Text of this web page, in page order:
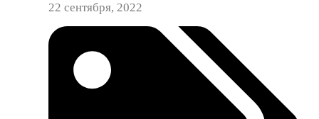
22 сентября, 2022